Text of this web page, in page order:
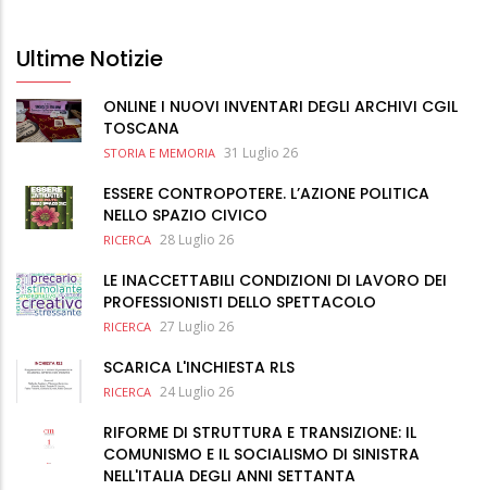
Ultime Notizie
ONLINE I NUOVI INVENTARI DEGLI ARCHIVI CGIL
TOSCANA
STORIA E MEMORIA 31 Luglio 26
ESSERE CONTROPOTERE. L’AZIONE POLITICA
NELLO SPAZIO CIVICO
RICERCA 28 Luglio 26
LE INACCETTABILI CONDIZIONI DI LAVORO DEI
PROFESSIONISTI DELLO SPETTACOLO
RICERCA 27 Luglio 26
SCARICA L'INCHIESTA RLS
RICERCA 24 Luglio 26
RIFORME DI STRUTTURA E TRANSIZIONE: IL
COMUNISMO E IL SOCIALISMO DI SINISTRA
NELL'ITALIA DEGLI ANNI SETTANTA